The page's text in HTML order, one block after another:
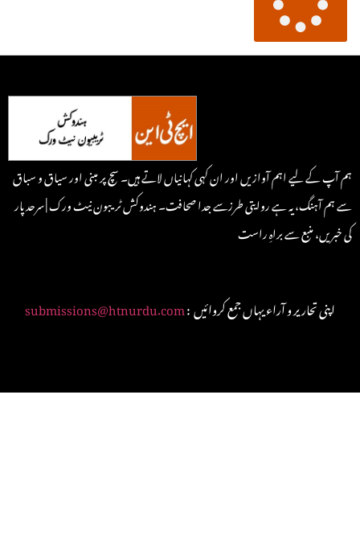
ہم آپ کے لیے اہم آوازیں اور ان کہی کہانیاں لاتے ہیں۔ سچ پر مبنی اور سیاق و سباق
سے ہم آہنگ، یہ ہے روایتی طرزسے جدا صحافت۔ ہندوکش ٹریبون نیٹ ورک | سرحد پار
کی خبریں، منبع سے براہِ راست
submissions@htnurdu.com : اپنی تحاریر و آراء یہاں جمع کروائیں